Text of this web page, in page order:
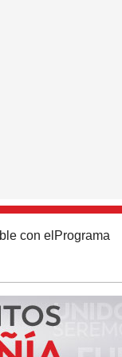
con el Programa